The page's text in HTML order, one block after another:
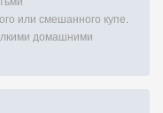
или смешанного купе.
домашними